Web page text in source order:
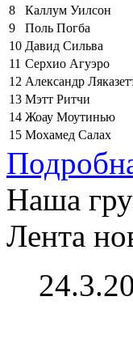
8
Каллум Уилсон
9
Поль Погба
10 Давид Сильва
11 Серхио Агуэро
12 Александр
13 Мэтт Ритчи
14 Жоау Моутинью
15 Мохамед Салах
Наша
Лента